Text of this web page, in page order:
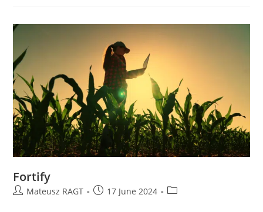
Fortify
Mateusz RAGT 17 June 2024